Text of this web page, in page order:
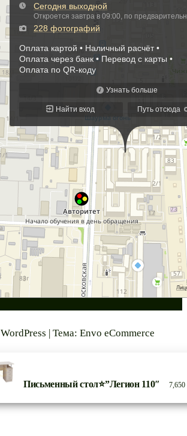
WordPress | Тема: Envo eCommerce
Письменный стол⭐”Легион 110″ 7,650